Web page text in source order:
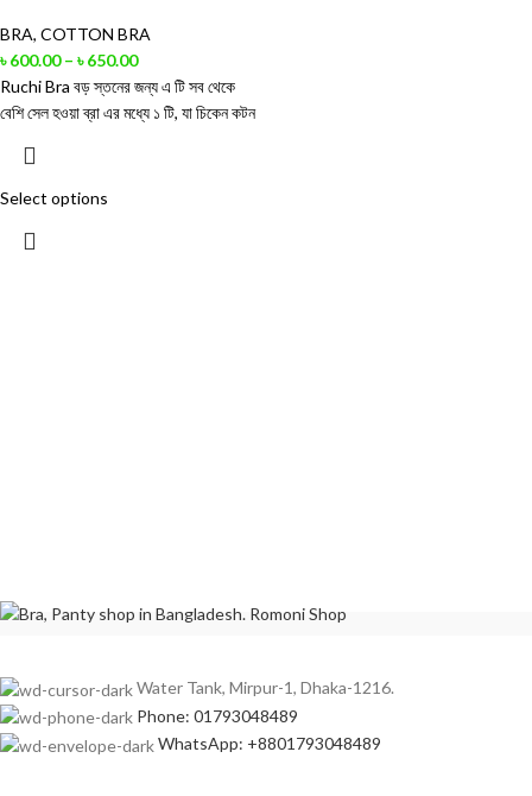
BRA, COTTON BRA
৳600.00 – ৳650.00
Ruchi Bra বড় স্তনের জন্য এ টি সব থেকে
বেশি সেল হওয়া ব্রা এর মধ্যে ১ টি, যা চিকেন কটন
Select options
Water Tank, Mirpur-1, Dhaka-1216.
Phone: 01793048489
WhatsApp: +8801793048489